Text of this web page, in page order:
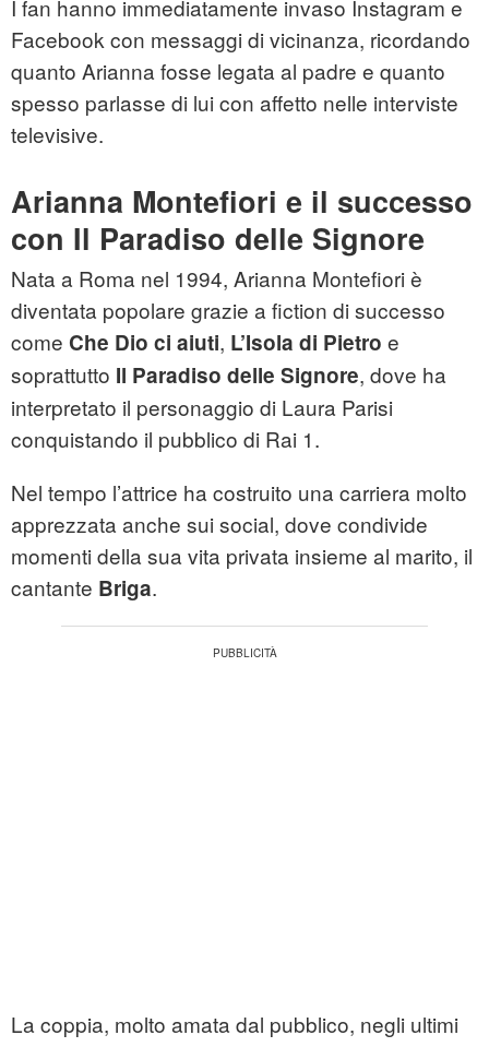
I fan hanno immediatamente invaso Instagram e
Facebook con messaggi di vicinanza, ricordando
quanto Arianna fosse legata al padre e quanto
spesso parlasse di lui con affetto nelle interviste
televisive.
Arianna Montefiori e il successo
con Il Paradiso delle Signore
Nata a Roma nel 1994, Arianna Montefiori è
diventata popolare grazie a fiction di successo
come Che Dio ci aiuti, L’Isola di Pietro e
soprattutto Il Paradiso delle Signore, dove ha
interpretato il personaggio di Laura Parisi
conquistando il pubblico di Rai 1.
Nel tempo l’attrice ha costruito una carriera molto
apprezzata anche sui social, dove condivide
momenti della sua vita privata insieme al marito, il
cantante Briga.
La coppia, molto amata dal pubblico, negli ultimi